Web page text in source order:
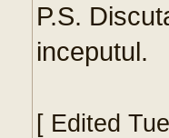
P.S.
inceputul.
[ Edited